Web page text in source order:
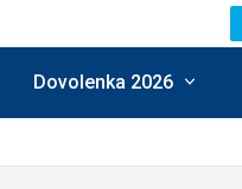
Dovolenka 2026